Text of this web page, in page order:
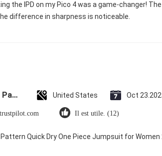
the IPD on my Pico 4 was a game-changer!
difference in sharpness is noticeable.
Custom Logo Paper Cardboard Packing Folding White / Black / Rose Gold Luxury Magnetic Gift Box with Ribbon Closure United States Oct
trustpilot.com Il est utile. (12)
Quick Dry One Piece Jumpsuit for